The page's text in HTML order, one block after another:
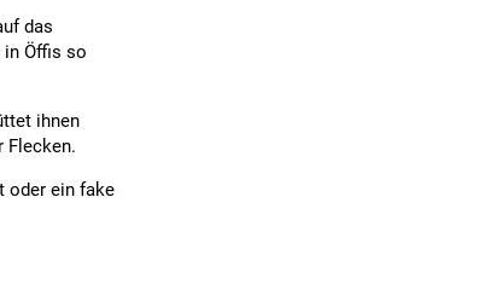
das
in Öffis so
ihnen
Flecken.
oder ein fake